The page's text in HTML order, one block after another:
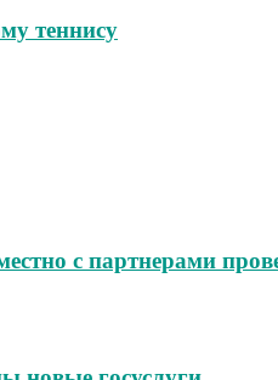
теннису
с